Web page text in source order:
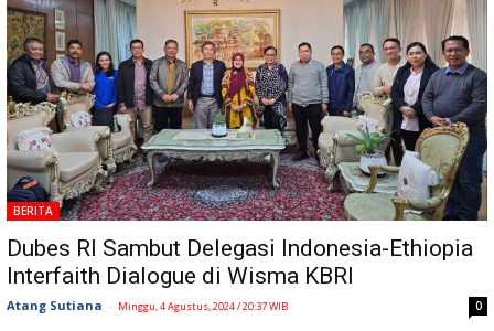
BERITA
Dubes RI Sambut Delegasi Indonesia-Ethiopia
Interfaith Dialogue di Wisma KBRI
Atang Sutiana - Minggu, 4 Agustus, 2024 / 20:37 WIB 0